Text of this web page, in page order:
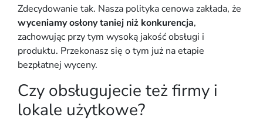
Zdecydowanie tak. Nasza polityka cenowa zakłada, że
wyceniamy osłony taniej niż konkurencja,
zachowując przy tym wysoką jakość obsługi i
produktu. Przekonasz się o tym już na etapie
bezpłatnej wyceny.
Czy obsługujecie też firmy i
lokale użytkowe?